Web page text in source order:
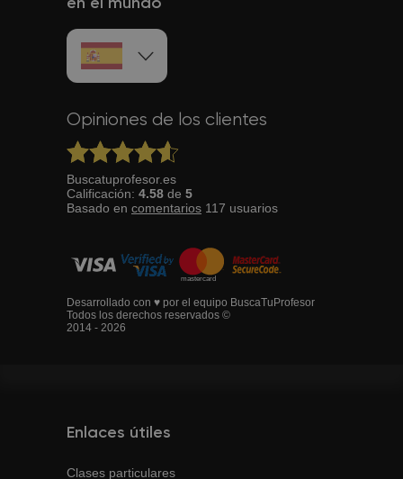
en el mundo
Opiniones de los clientes
Buscatuprofesor.es
Calificación: 4.58 de 5
Basado en comentarios 117 usuarios
Desarrollado con ♥ por el equipo BuscaTuProfesor
Todos los derechos reservados ©
2014 - 2026
Enlaces útiles
Clases particulares